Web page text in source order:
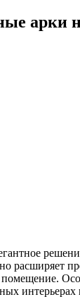
арки
расширяет